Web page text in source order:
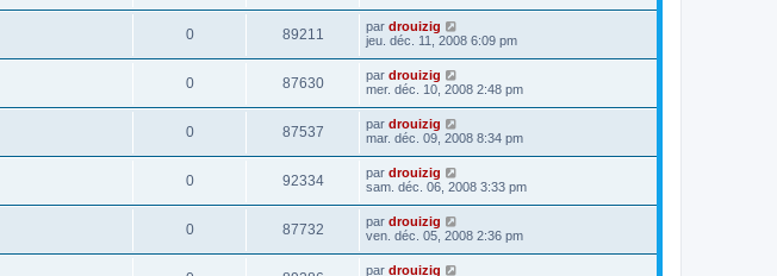
0 89211 par drouizig
jeu. déc. 11, 2008 6:09 pm
0 87630 par drouizig
mer. déc. 10, 2008 2:48 pm
0 87537 par drouizig
mar. déc. 09, 2008 8:34 pm
0 92334 par drouizig
sam. déc. 06, 2008 3:33 pm
0 87732 par drouizig
ven. déc. 05, 2008 2:36 pm
par drouizig